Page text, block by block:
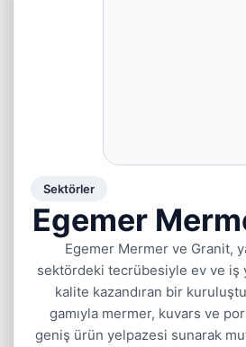
Sektörler
Egemer
Egemer Mermer ve Granit,
sektördeki tecrübesiyle ev ve iş
kalite kazandıran bir
gamıyla mermer, kuvars ve
geniş ürün yelpazesi sunarak